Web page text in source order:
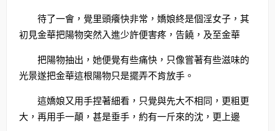
待了一會，覺里頭癢快非常，嬌娘終是個淫女子，其
初見金華把陽物突然入進少許便害疼，告饒，及至金華
把陽物抽出，她便覺有些痛快，只像嘗著有些滋味的
光景遂把金華這根陽物只是擺弄不肯放手。
這嬌娘又用手捏著細看，只覺與先大不相同，更粗更
大，再用手一顛，甚是垂手，約有一斤來的沈，更上邊